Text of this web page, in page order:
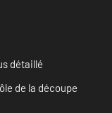
détaillé
de la découpe